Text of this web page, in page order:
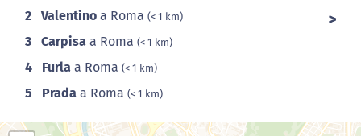
2 Valentino a Roma (< 1 km)
3 Carpisa a Roma (< 1 km)
4 Furla a Roma (< 1 km)
5 Prada a Roma (< 1 km)